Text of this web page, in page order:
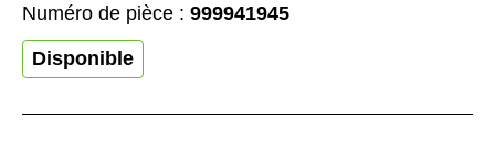
Numéro de pièce : 999941945
Disponible